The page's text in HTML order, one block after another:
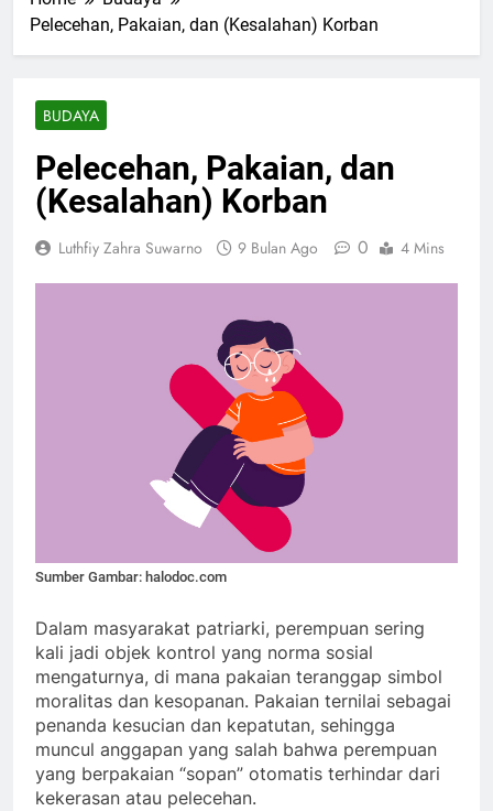
Pelecehan, Pakaian, dan (Kesalahan) Korban
BUDAYA
Pelecehan, Pakaian, dan
(Kesalahan) Korban
Luthfiy Zahra Suwarno 9 Bulan Ago 0 4 Mins
Sumber Gambar: halodoc.com
Dalam masyarakat patriarki, perempuan sering
kali jadi objek kontrol yang norma sosial
mengaturnya, di mana pakaian teranggap simbol
moralitas dan kesopanan. Pakaian ternilai sebagai
penanda kesucian dan kepatutan, sehingga
muncul anggapan yang salah bahwa perempuan
yang berpakaian “sopan” otomatis terhindar dari
kekerasan atau pelecehan.